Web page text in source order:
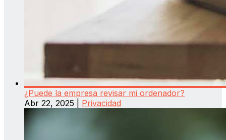
¿Puede la empresa revisar mi ordenador?
Abr 22, 2025
Privacidad